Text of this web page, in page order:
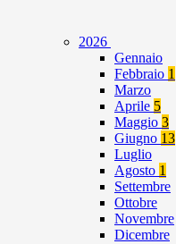
2026
Gennaio
Febbraio 1
Marzo
Aprile 5
Maggio 3
Giugno 13
Luglio
Agosto 1
Settembre
Ottobre
Novembre
Dicembre